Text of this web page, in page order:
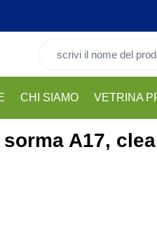
CHI SIAMO VETRINA
A17,